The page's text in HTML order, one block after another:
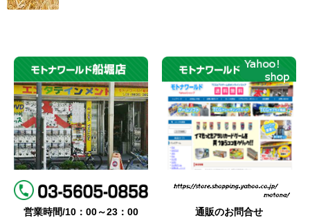
営業時間/10：00～23：00
通販のお問合せ